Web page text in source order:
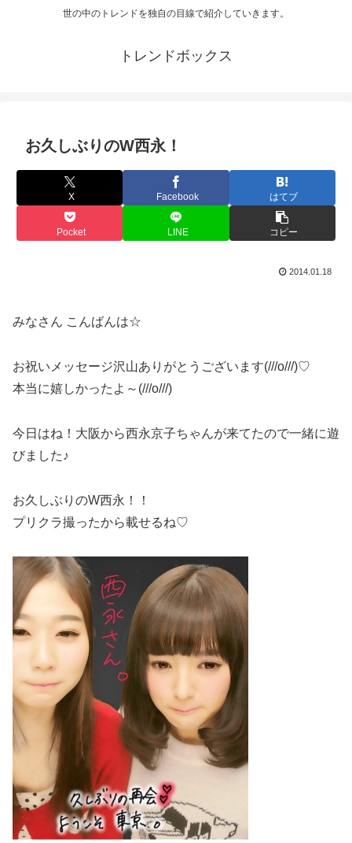
世の中のトレンドを独自の目線で紹介していきます。
トレンドボックス
お久しぶりのW西永！
X Facebook はてブ
Pocket LINE コピー
2014.01.18
みなさん こんばんは☆
お祝いメッセージ沢山ありがとうございます(///o///)♡
本当に嬉しかったよ～(///o///)
今日はね！大阪から西永京子ちゃんが来てたので一緒に遊
びました♪
お久しぶりのW西永！！
プリクラ撮ったから載せるね♡